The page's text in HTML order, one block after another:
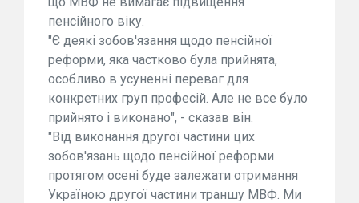
пенсійного віку.
"Є деякі зобов'язання щодо пенсійної
реформи, яка частково була прийнята,
особливо в усуненні переваг для
конкретних груп професій. Але не все було
прийнято і виконано", - сказав він.
"Від виконання другої частини цих
зобов'язань щодо пенсійної реформи
протягом осені буде залежати отримання
Україною другої частини траншу МВФ. Ми